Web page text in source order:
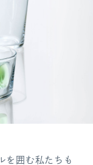
を囲む私たちも